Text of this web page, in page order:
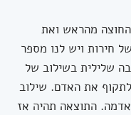
החוצה מהראש ואת
חירות ויש לנו מספר
שלילית בשילוב של
את האדם. שילוב
התוצאה תהיה אז